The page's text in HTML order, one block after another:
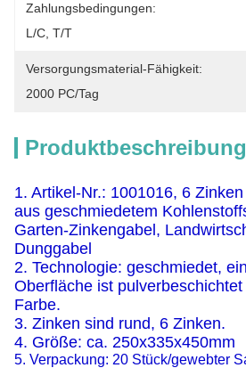
Zahlungsbedingungen:
L/C, T/T
Versorgungsmaterial-Fähigkeit:
2000 PC/Tag
Produktbeschreibung
1. Artikel-Nr.: 1001016, 6
aus geschmiedetem
Garten-Zinkengabel,
Dunggabel
2. Technologie: geschmiedet,
Oberfläche ist
Farbe.
3. Zinken sind rund, 6 Zinken.
4. Größe: ca. 250x335x450mm
5. Verpackung: 20 Stück/gewebter